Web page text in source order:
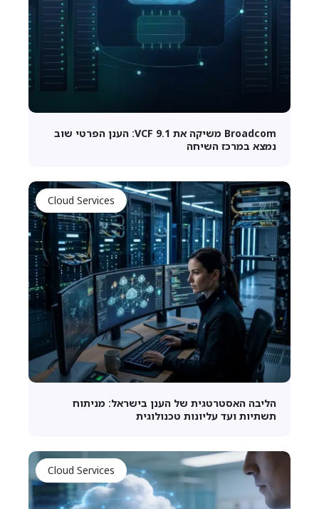
Broadcom משיקה את VCF 9.1: הענן הפרטי שוב
נמצא במרכז השיחה
Cloud Services
הליבה האסטרטגית של הענן בישראל: מניתוח
תשתיות ועד עליונות טכנולוגית
Cloud Services